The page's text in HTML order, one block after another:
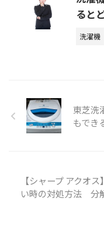
ると
洗濯機
東芝洗
もでき
【シャープ アクオ
い時の対処方法 分